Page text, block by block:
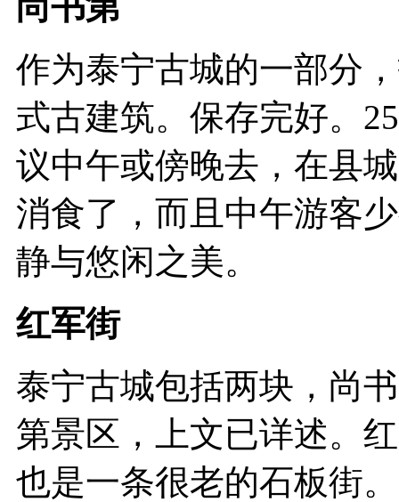
作为泰宁古城的一部分
式古建筑。保存完好。
议中午或傍晚去，在县
消食了，而且中午游客
静与悠闲之美。
红军街
泰宁古城包括两块，尚
第景区，上文已详述。
也是一条很老的石板街。